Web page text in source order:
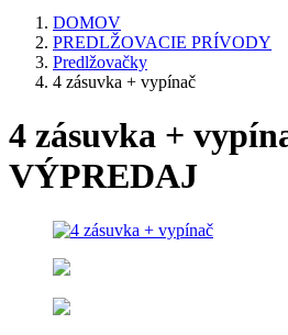
DOMOV
PREDLŽOVACIE PRÍVODY
Predlžovačky
4 zásuvka + vypínač
4 zásuvka +
VÝPREDAJ